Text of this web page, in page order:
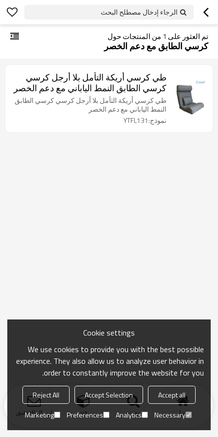
الرجاء إدخال مصطلح البحث
تم العثور على 1 من المنتجات حول
كرسي الطابق مع دعم الخصر
طي كرسي أريكة التأمل بلا أرجل كرسي
كرسي الطابق النمط الياباني مع دعم الخصر
طي كرسي أريكة التأمل بلا أرجل كرسي كرسي الطابق
النمط الياباني مع دعم الخصر
نموذج:YTFL131
منزل بحث فئة ارسال التحقيق
Cookie settings
We use cookies to provide you with the best possible
experience. They also allow us to analyze user behavior in
order to constantly improve the website for you.
Accept all
Accept Selection
Reject All
Necessary
Analytics
Preferences
Marketing